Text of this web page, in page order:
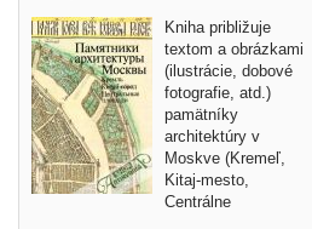
Kniha približuje
textom a obrázkami
(ilustrácie, dobové
fotografie, atd.)
pamätníky
architektúry v
Moskve (Kremeľ,
Kitaj-mesto,
Centrálne